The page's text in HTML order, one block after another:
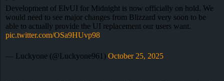
Development of ElvUI for Midnight is now officially on hold. We
would need to see major changes from Blizzard very soon to be
able to actually provide the UI replacement our users want.
pic.twitter.com/OSa9HUvp98
— Luckyone (@Luckyone961) October 25, 2025